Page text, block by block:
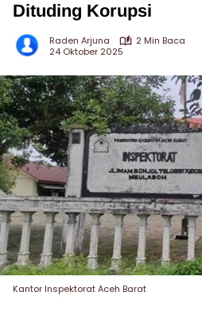
Dituding Korupsi
Raden Arjuna
2 Min Baca
24 Oktober 2025
Kantor Inspektorat Aceh Barat